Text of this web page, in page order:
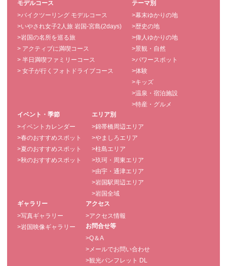
モデルコース
>バイクツーリング モデルコース
>いやされ女子2人旅 岩国-宮島(2days)
>岩国の名所を巡る旅
> アクティブに満喫コース
> 半日満喫ファミリーコース
> 女子が行くフォトドライブコース
テーマ別
>幕末ゆかりの地
>歴史の地
>偉人ゆかりの地
>景観・自然
>パワースポット
>体験
>キッズ
>温泉・宿泊施設
>特産・グルメ
イベント・季節
>イベントカレンダー
>春のおすすめスポット
>夏のおすすめスポット
>秋のおすすめスポット
エリア別
>錦帯橋周辺エリア
>やましろエリア
>柱島エリア
>玖珂・周東エリア
>由宇・通津エリア
>岩国駅周辺エリア
>岩国全域
ギャラリー
>写真ギャラリー
>岩国映像ギャラリー
アクセス
>アクセス情報
お問合せ等
>Q＆A
>メールでお問い合わせ
>観光パンフレット DL